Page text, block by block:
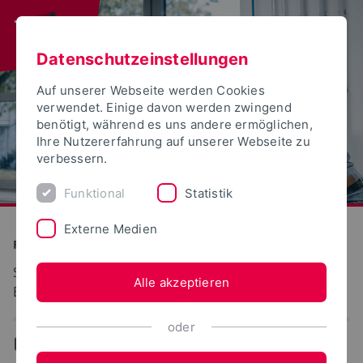
Produktion und Technik
Strömungsmaschinen, Fluiddynamik und
Energietechnik
Datenschutzeinstellungen
Auf unserer Webseite werden Cookies
verwendet. Einige davon werden zwingend
benötigt, während es uns andere ermöglichen,
Ihre Nutzererfahrung auf unserer Webseite zu
verbessern.
Funktional Statistik
Externe Medien
Alle akzeptieren
oder